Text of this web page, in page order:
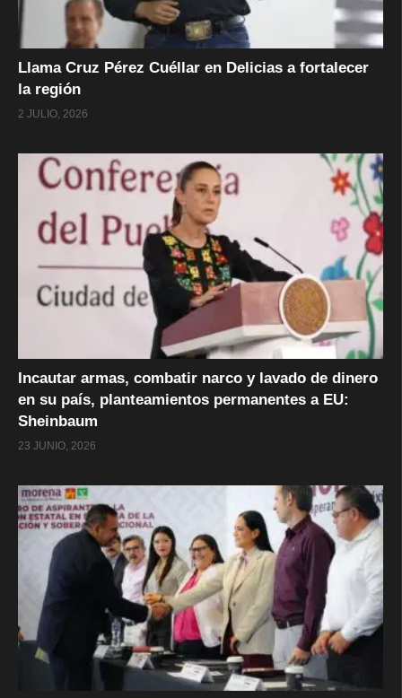
Llama Cruz Pérez Cuéllar en Delicias a fortalecer
la región
2 JULIO, 2026
Incautar armas, combatir narco y lavado de dinero
en su país, planteamientos permanentes a EU:
Sheinbaum
23 JUNIO, 2026